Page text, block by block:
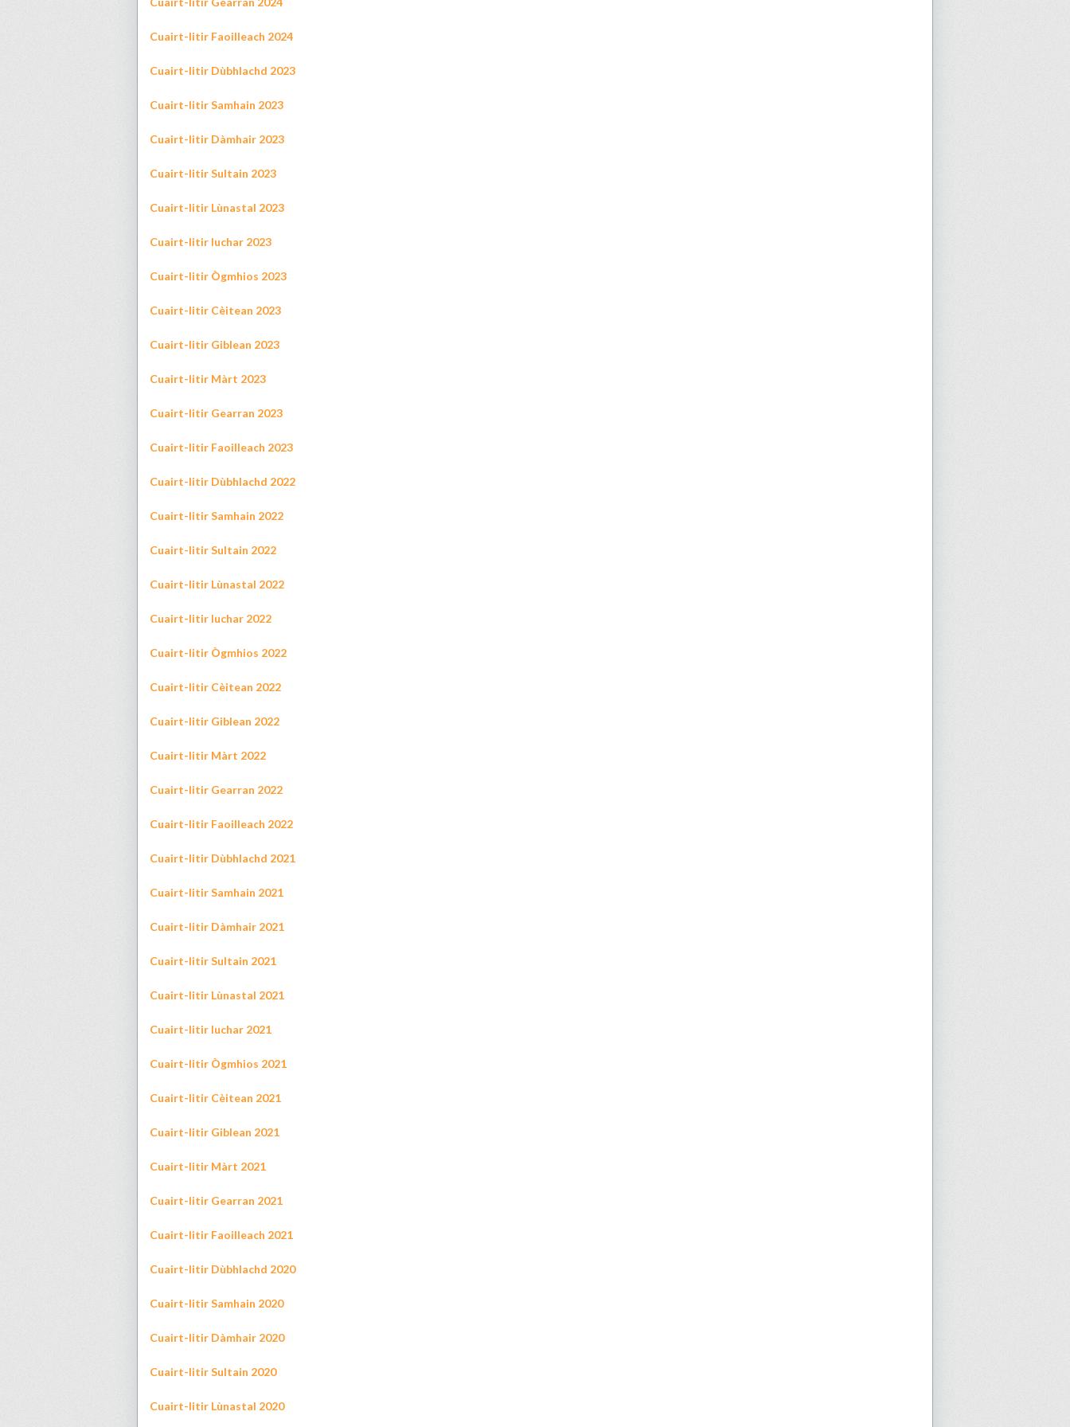
Cuairt-litir Faoilleach 2024
Cuairt-litir Dùbhlachd 2023
Cuairt-litir Samhain 2023
Cuairt-litir Dàmhair 2023
Cuairt-litir Sultain 2023
Cuairt-litir Lùnastal 2023
Cuairt-litir Iuchar 2023
Cuairt-litir Ògmhios 2023
Cuairt-litir Cèitean 2023
Cuairt-litir Giblean 2023
Cuairt-litir Màrt 2023
Cuairt-litir Gearran 2023
Cuairt-litir Faoilleach 2023
Cuairt-litir Dùbhlachd 2022
Cuairt-litir Samhain 2022
Cuairt-litir Sultain 2022
Cuairt-litir Lùnastal 2022
Cuairt-litir Iuchar 2022
Cuairt-litir Ògmhios 2022
Cuairt-litir Cèitean 2022
Cuairt-litir Giblean 2022
Cuairt-litir Màrt 2022
Cuairt-litir Gearran 2022
Cuairt-litir Faoilleach 2022
Cuairt-litir Dùbhlachd 2021
Cuairt-litir Samhain 2021
Cuairt-litir Dàmhair 2021
Cuairt-litir Sultain 2021
Cuairt-litir Lùnastal 2021
Cuairt-litir Iuchar 2021
Cuairt-litir Ògmhios 2021
Cuairt-litir Cèitean 2021
Cuairt-litir Giblean 2021
Cuairt-litir Màrt 2021
Cuairt-litir Gearran 2021
Cuairt-litir Faoilleach 2021
Cuairt-litir Dùbhlachd 2020
Cuairt-litir Samhain 2020
Cuairt-litir Dàmhair 2020
Cuairt-litir Sultain 2020
Cuairt-litir Lùnastal 2020